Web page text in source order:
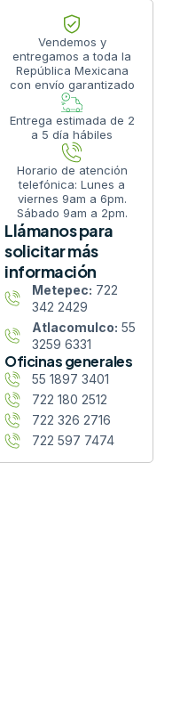
Vendemos y
entregamos a toda la
República Mexicana
con envío garantizado
Entrega estimada de 2
a 5 día hábiles
Horario de atención
telefónica: Lunes a
viernes 9am a 6pm.
Sábado 9am a 2pm.
Llámanos para
solicitar más
información
Metepec: 722
342 2429
Atlacomulco: 55
3259 6331
Oficinas generales
55 1897 3401
722 180 2512
722 326 2716
722 597 7474